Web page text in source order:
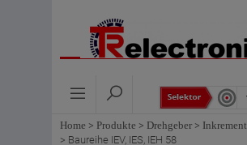
Home > Produkte > Drehgeber >
> Baureihe IEV, IES, IEH 58